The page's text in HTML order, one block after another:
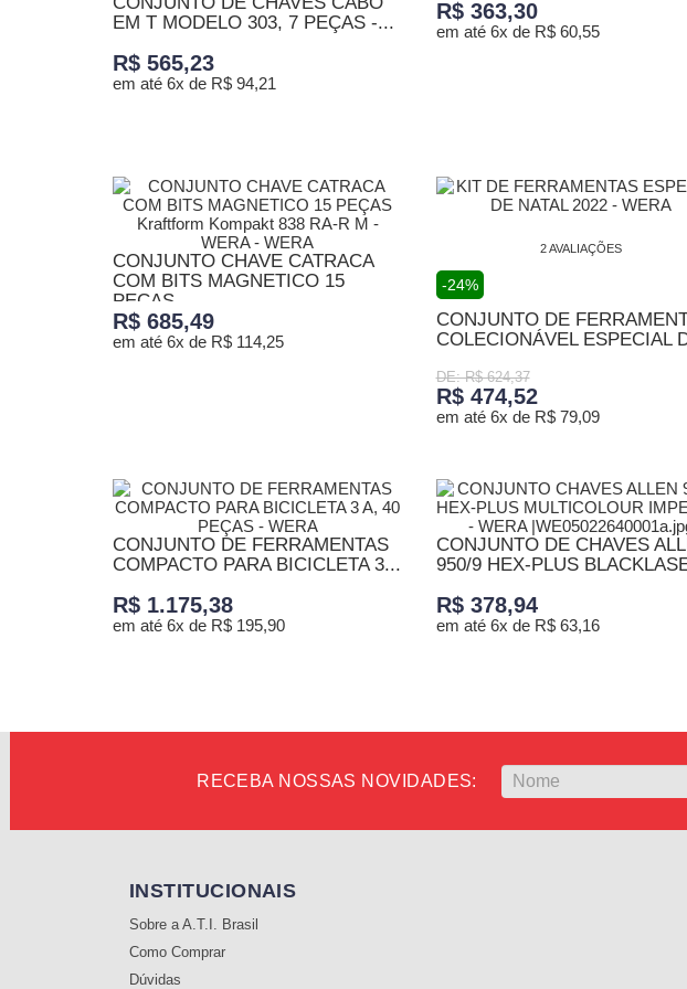
EM T MODELO 303, 7 PEÇAS -...
R$ 565,23
em até 6x de R$ 94,21
R$ 363,30
em até 6x de R$ 60,55
CONJUNTO CHAVE CATRACA
COM BITS MAGNETICO 15
PEÇAS...
R$ 685,49
em até 6x de R$ 114,25
2 AVALIAÇÕES
-24%
CONJUNTO DE
COLECIONÁVEL ESPECIAL
DE: R$ 624,37
R$ 474,52
em até 6x de R$ 79,09
CONJUNTO DE FERRAMENTAS
COMPACTO PARA BICICLETA 3...
R$ 1.175,38
em até 6x de R$ 195,90
CONJUNTO DE CHAVES
950/9 HEX-PLUS
R$ 378,94
em até 6x de R$ 63,16
RECEBA NOSSAS NOVIDADES:
INSTITUCIONAIS
Sobre a A.T.I. Brasil
Como Comprar
Dúvidas